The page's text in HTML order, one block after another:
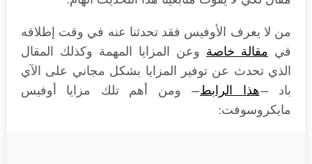
من لا يعرف الأوفيس فقد تحدثنا عنه في وقت إطلاقه
في مقالة خاصة وعن المزايا المهمة وكذلك المقال
الذي تحدث عن توفير المزايا بشكل مجاني على الآي
باد –هذا الرابط– ومن أهم تلك مزايا أوفيس
مايكروسوفت: